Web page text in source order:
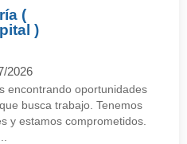
(
)
2026
encontrando oportunidades
busca trabajo. Tenemos
y estamos comprometidos.